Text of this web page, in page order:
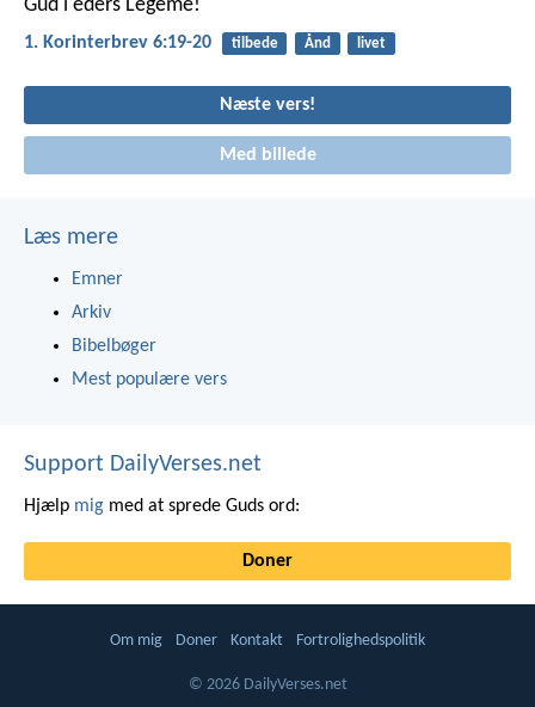
Gud i eders Legeme!
1. Korinterbrev 6:19-20 tilbede Ånd livet
Næste vers!
Med billede
Læs mere
Emner
Arkiv
Bibelbøger
Mest populære vers
Support DailyVerses.net
Hjælp mig med at sprede Guds ord:
Doner
Om mig Doner Kontakt Fortrolighedspolitik
© 2026 DailyVerses.net